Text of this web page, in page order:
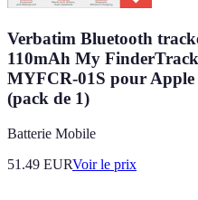
Verbatim Bluetooth
110mAh My
MYFCR-01S pour
(pack de 1)
Batterie Mobile
51.49 EURVoir le prix